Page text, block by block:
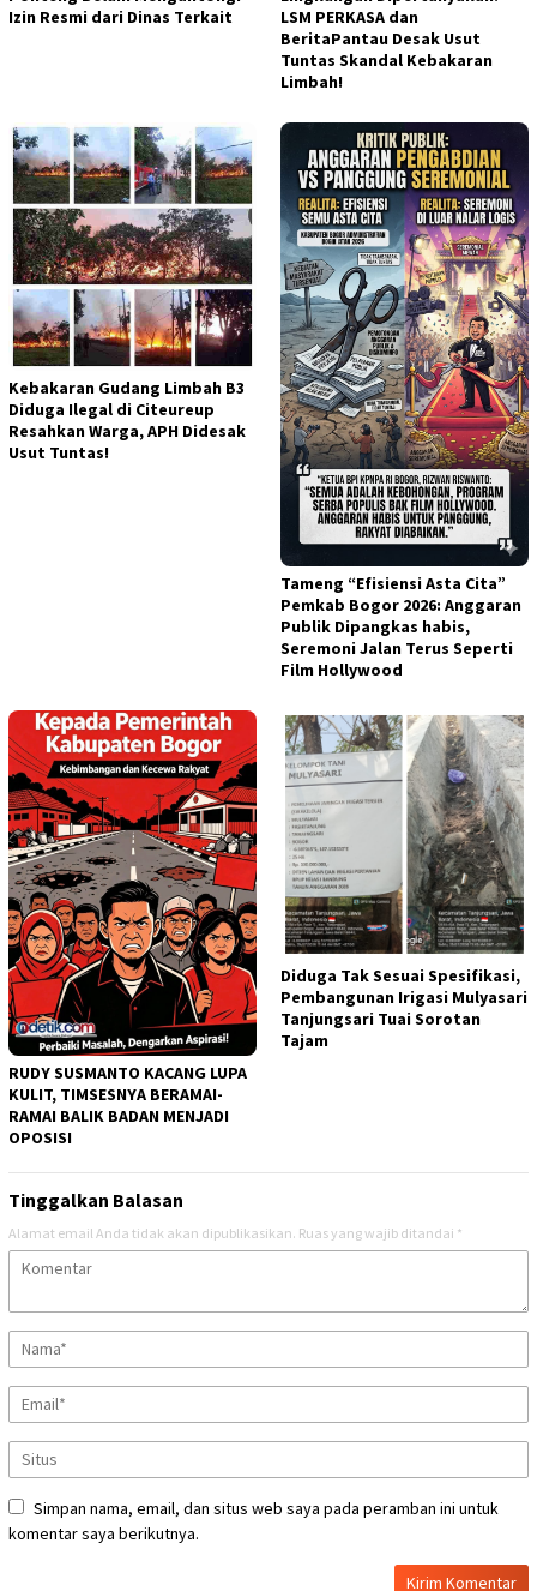
Izin Resmi dari Dinas Terkait
LSM PERKASA dan
BeritaPantau Desak Usut
Tuntas Skandal Kebakaran
Limbah!
Kebakaran Gudang Limbah B3
Diduga Ilegal di Citeureup
Resahkan Warga, APH Didesak
Usut Tuntas!
Tameng “Efisiensi Asta Cita”
Pemkab Bogor 2026: Anggaran
Publik Dipangkas habis,
Seremoni Jalan Terus Seperti
Film Hollywood
RUDY SUSMANTO KACANG LUPA
KULIT, TIMSESNYA BERAMAI-
RAMAI BALIK BADAN MENJADI
OPOSISI
Diduga Tak Sesuai Spesifikasi,
Pembangunan Irigasi Mulyasari
Tanjungsari Tuai Sorotan
Tajam​
Tinggalkan Balasan
Alamat email Anda tidak akan dipublikasikan. Ruas yang wajib ditandai *
Simpan nama, email, dan situs web saya pada peramban ini untuk
komentar saya berikutnya.